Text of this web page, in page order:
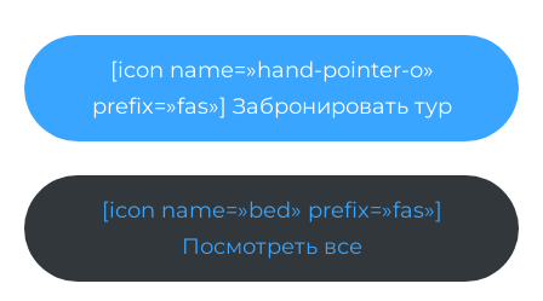
[icon name=»hand-pointer-o»
prefix=»fas»] Забронировать тур
[icon name=»bed» prefix=»fas»]
Посмотреть все